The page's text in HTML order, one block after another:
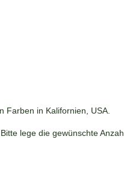
Farben in Kalifornien, USA.
lege die gewünschte